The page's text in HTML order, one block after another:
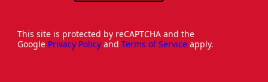
This site is protected by reCAPTCHA and the
Google Privacy Policy and Terms of Service apply.